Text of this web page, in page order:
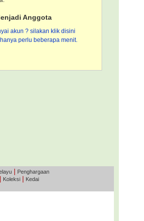
Anggota
akun ? silakan klik disini
perlu beberapa menit.
Penghargaan
Koleksi
Kedai